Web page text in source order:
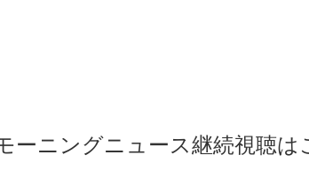
ーニングニュース継続視聴は